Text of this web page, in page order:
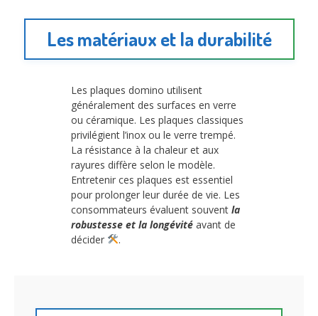
Les matériaux et la durabilité
Les plaques domino utilisent
généralement des surfaces en verre
ou céramique. Les plaques classiques
privilégient l’inox ou le verre trempé.
La résistance à la chaleur et aux
rayures diffère selon le modèle.
Entretenir ces plaques est essentiel
pour prolonger leur durée de vie. Les
consommateurs évaluent souvent la
robustesse et la longévité avant de
décider
.